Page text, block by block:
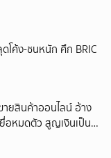
โค้ง-ชนหนัก ศึก BRIC
ยสินค้าออนไลน์ อ้าง
อหมดตัว สูญเงินเป็น